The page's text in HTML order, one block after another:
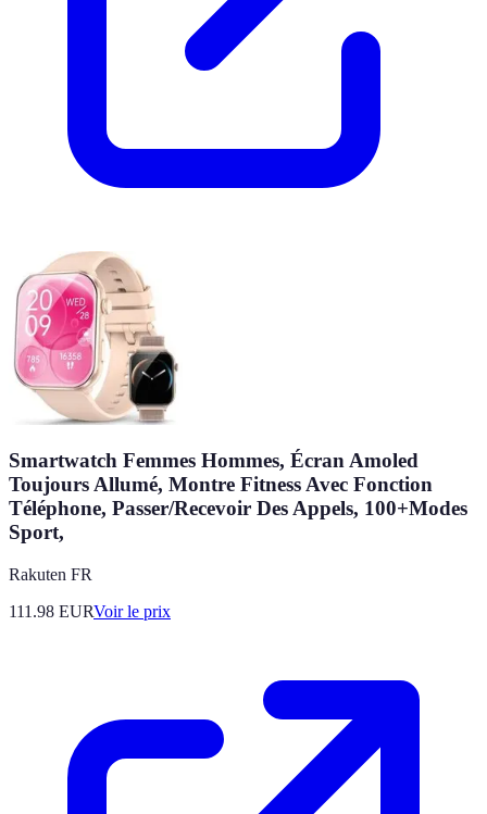
Smartwatch Femmes Hommes, Écran Amoled
Toujours Allumé, Montre Fitness Avec Fonction
Téléphone, Passer/Recevoir Des Appels, 100+Modes
Sport,
Rakuten FR
111.98 EURVoir le prix